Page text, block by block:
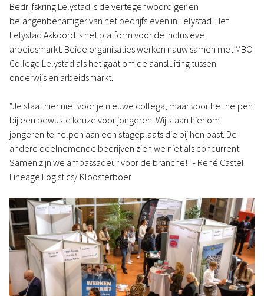
Bedrijfskring Lelystad is de vertegenwoordiger en
belangenbehartiger van het bedrijfsleven in Lelystad. Het
Lelystad Akkoord is het platform voor de inclusieve
arbeidsmarkt. Beide organisaties werken nauw samen met MBO
College Lelystad als het gaat om de aansluiting tussen
onderwijs en arbeidsmarkt.
“Je staat hier niet voor je nieuwe collega, maar voor het helpen
bij een bewuste keuze voor jongeren. Wij staan hier om
jongeren te helpen aan een stageplaats die bij hen past. De
andere deelnemende bedrijven zien we niet als concurrent.
Samen zijn we ambassadeur voor de branche!” - René Castel
Lineage Logistics/ Kloosterboer